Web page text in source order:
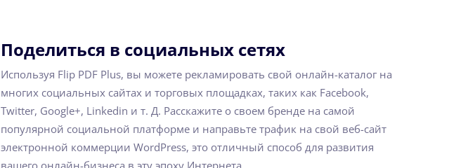
Поделиться в социальных сетях
Используя Flip PDF Plus, вы можете рекламировать свой онлайн-каталог на
многих социальных сайтах и торговых площадках, таких как Facebook,
Twitter, Google+, Linkedin и т. Д. Расскажите о своем бренде на самой
популярной социальной платформе и направьте трафик на свой веб-сайт
электронной коммерции WordPress, это отличный способ для развития